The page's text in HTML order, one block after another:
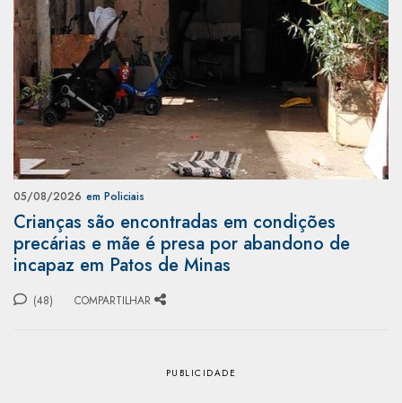
05/08/2026 em Policiais
Crianças são encontradas em condições
precárias e mãe é presa por abandono de
incapaz em Patos de Minas
(48) COMPARTILHAR